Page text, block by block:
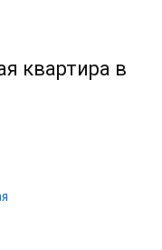
квартира в